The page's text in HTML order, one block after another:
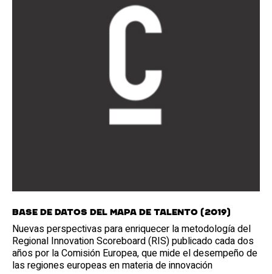
Base de datos del Mapa de Talento (2019)
Nuevas perspectivas para enriquecer la metodología del
Regional Innovation Scoreboard (RIS) publicado cada dos
años por la Comisión Europea, que mide el desempeño de
las regiones europeas en materia de innovación